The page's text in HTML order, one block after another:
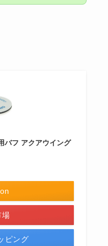
バフ アクアウイング
場
ピング